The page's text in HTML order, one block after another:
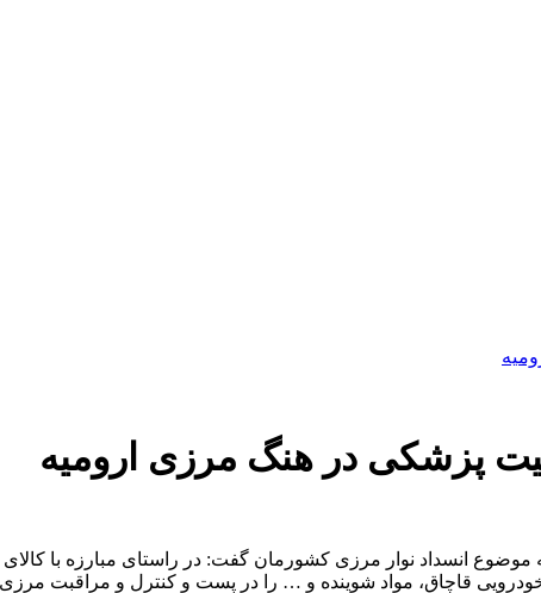
انسداد نوار مرزی کشورمان گفت: در راستای مبارزه با کالای
خودرویی قاچاق، مواد شوینده و … را در پست و کنترل و مراقبت